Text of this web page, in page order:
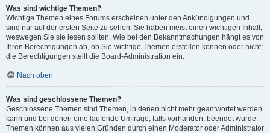
Was sind wichtige Themen?
Wichtige Themen eines Forums erscheinen unter den Ankündigungen und
sind nur auf der ersten Seite zu sehen. Sie haben meist einen wichtigen Inhalt,
weswegen Sie sie lesen sollten. Wie bei den Bekanntmachungen hängt es von
Ihren Berechtigungen ab, ob Sie wichtige Themen erstellen können oder nicht;
die Berechtigungen stellt die Board-Administration ein.
Nach oben
Was sind geschlossene Themen?
Geschlossene Themen sind Themen, in denen nicht mehr geantwortet werden
kann und bei denen eine laufende Umfrage, falls vorhanden, beendet wurde.
Themen können aus vielen Gründen durch einen Moderator oder Administrator